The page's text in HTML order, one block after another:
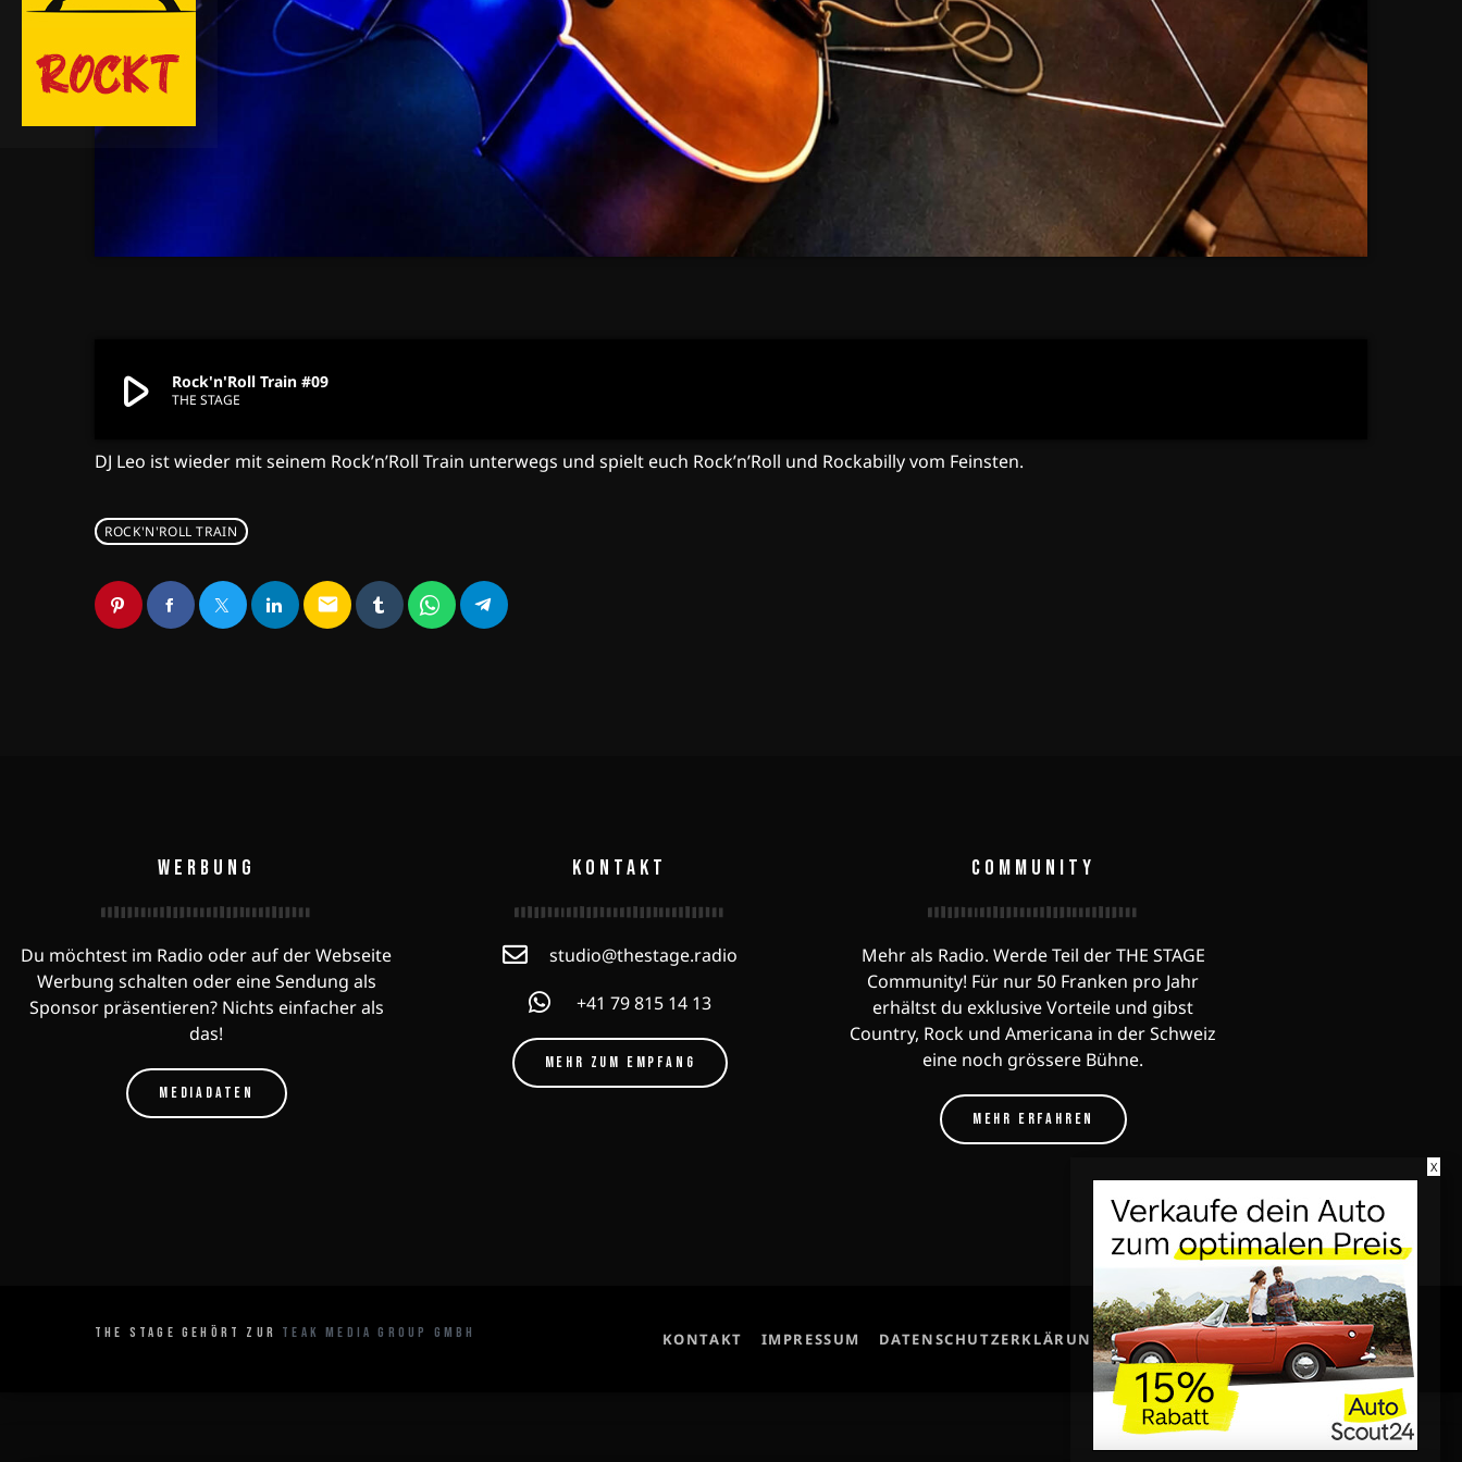
share
email
play_arrow Rock'n'Roll Train #09
THE STAGE
DJ Leo ist wieder mit seinem Rock’n’Roll Train unterwegs und spielt euch Rock’n’Roll und Rockabilly vom Feinsten.
ROCK'N'ROLL TRAIN
email
WERBUNG
Du möchtest im Radio oder auf der Webseite
Werbung schalten oder eine Sendung als
Sponsor präsentieren? Nichts einfacher als
das!
MEDIADATEN
KONTAKT
studio@thestage.radio
+41 79 815 14 13
MEHR ZUM EMPFANG
COMMUNITY
Mehr als Radio. Werde Teil der THE STAGE
Community! Für nur 50 Franken pro Jahr
erhältst du exklusive Vorteile und gibst
Country, Rock und Americana in der Schweiz
eine noch grössere Bühne.
MEHR ERFAHREN
THE STAGE GEHÖRT ZUR TEAK MEDIA GROUP GMBH KONTAKT IMPRESSUM DATENSCHUTZERKLÄRUNG
X